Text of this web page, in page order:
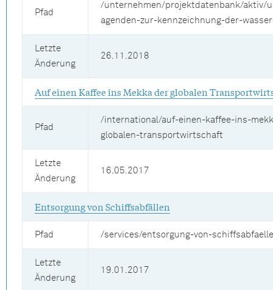
Pfad
/unternehmen/projektdatenbank/aktiv/
agenden-zur-kennzeichnung-der-
Letzte
Änderung
26.11.2018
Auf einen Kaffee ins Mekka der globalen
Pfad
/international/auf-einen-kaffee-ins-
globalen-transportwirtschaft
Letzte
Änderung
16.05.2017
Entsorgung von Schiffsabfällen
Pfad /services/entsorgung-von-
Letzte
Änderung
19.01.2017